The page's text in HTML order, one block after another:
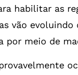
habilitar as
vão evoluindo
por meio de